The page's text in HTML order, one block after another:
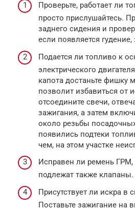
Проверьте, работает ли
просто прислушайтесь.
заднего сидения и
если появляется
Подается ли топливо к
электрического
капота достаньте фишку
позволит избавиться от
отсоедините свечи,
зажигания, а затем
около резьбы
появились подтеки
чем, на этом участке
Исправен ли ремень ГРМ,
подлежат также клапаны.
Присутствует ли искра в
Поставьте зажигание на